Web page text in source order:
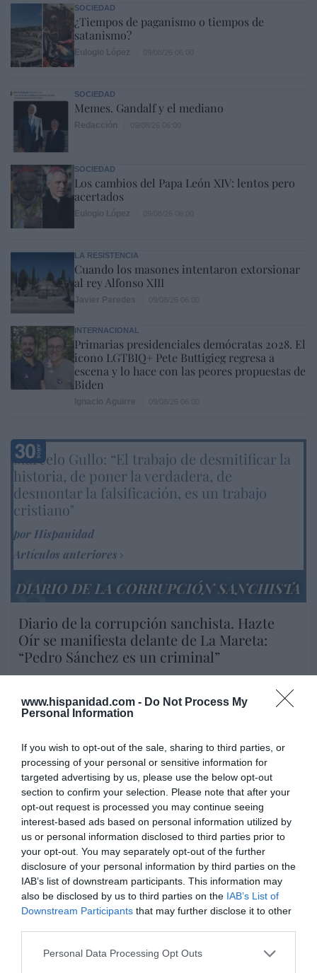
www.hispanidad.com - Do Not Process My
Personal Information
If you wish to opt-out of the sale, sharing to third parties, or
processing of your personal or sensitive information for
targeted advertising by us, please use the below opt-out
section to confirm your selection. Please note that after your
opt-out request is processed you may continue seeing
interest-based ads based on personal information utilized by
us or personal information disclosed to third parties prior to
your opt-out. You may separately opt-out of the further
disclosure of your personal information by third parties on the
IAB’s list of downstream participants. This information may
also be disclosed by us to third parties on the IAB’s List of
Downstream Participants that may further disclose it to other
Personal Data Processing Opt Outs
SOCIEDAD
¿Tiempos de paganismo o tiempos de
satanismo?
SOCIEDAD
Memes. Gandalf y el mediano
SOCIEDAD
Los cambios del Papa León XIV: lentos pero
acertados
LA RESISTENCIA
Cuando los masones intentaron extorsionar
al rey Alfonso XIII
INTERNACIONAL
Primarias presidenciales demócratas 2028. El
icono LGTBIQ+ Pete Buttigieg regresa a
escena y lo hace con las peores propuestas de
Biden
Marcelo Gullo: “El trabajo de desmitificar la
historia, de poner la verdadera, de
desmontar la falsificación, es un trabajo
cristiano"
por Hispanidad
Artículos anteriores
DIARIO DE LA CORRUPCIÓN SANCHISTA
Diario de la corrupción sanchista. Hazte
Oír se manifiesta delante de La Mareta:
“Pedro Sánchez es un criminal”
por Redacción
Artículos anteriores
Enormes minucias
por Eulogio López